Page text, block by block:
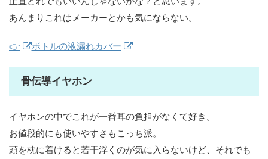
あんまりこれはメーカーとかも気にならない。
👉 ボトルの液漏れカバー
骨伝導イヤホン
イヤホンの中でこれが一番耳の負担がなくて好き。
お値段的にも使いやすさもこっち派。
頭を枕に着けると若干浮くのが気に入らないけど、それでも